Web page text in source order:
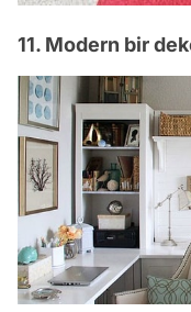
11. Modern bir